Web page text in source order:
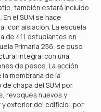
también estará incluido
el SUM se hace
con aislación. La escuela
de 411 estudiantes en
Primaria 256, se puso
integral con una
de pesos. La acción
membrana de la
chapa del SUM por
revoques nuevos y
exterior del edificio; por